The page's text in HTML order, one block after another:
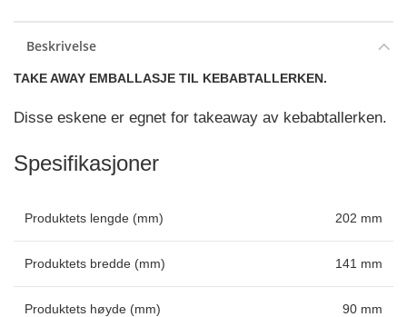
Beskrivelse
TAKE AWAY EMBALLASJE TIL KEBABTALLERKEN.
Disse eskene er egnet for takeaway av kebabtallerken.
Spesifikasjoner
Produktets lengde (mm) 202 mm
Produktets bredde (mm) 141 mm
Produktets høyde (mm) 90 mm